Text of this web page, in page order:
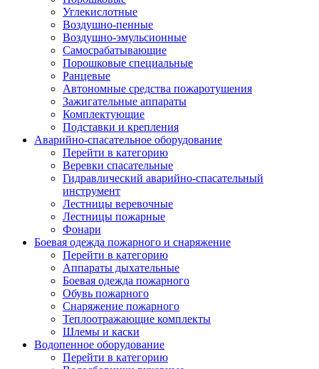
Углекислотные
Воздушно-пенные
Воздушно-эмульсионные
Самосрабатывающие
Порошковые специальные
Ранцевые
Автономные средства пожаротушения
Зажигательные аппараты
Комплектующие
Подставки и крепления
Аварийно-спасательное оборудование
Перейти в категорию
Веревки спасательные
Гидравлический аварийно-спасательный
инструмент
Лестницы веревочные
Лестницы пожарные
Фонари
Боевая одежда пожарного и снаряжение
Перейти в категорию
Аппараты дыхательные
Боевая одежда пожарного
Обувь пожарного
Снаряжение пожарного
Теплоотражающие комплекты
Шлемы и каски
Водопенное оборудование
Перейти в категорию